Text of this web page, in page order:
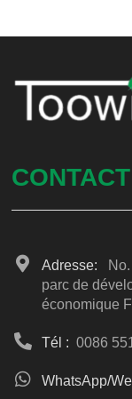
CONTACT
Adresse:
parc de
économique
Tél : 0086
WhatsApp/